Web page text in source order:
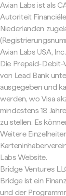
Avian Labs ist als
Autoriteit
Niederlanden
Avian Labs USA,
Die Prepaid-Debit-
von Lead Bank
ausgegeben und
werden, wo Visa
mindestens 18
zu stellen. Es
Weitere
Labs Website.
Bridge Ventures
Bridge ist ein
und der